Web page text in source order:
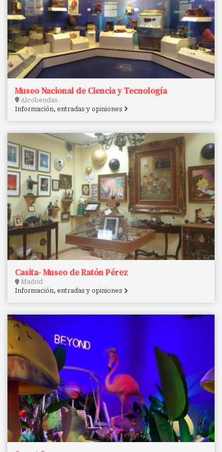
Museo Nacional de Ciencia y Tecnología
Alcobendas
Información, entradas y opiniones
Casita- Museo de Ratón Pérez
Madrid
Información, entradas y opiniones